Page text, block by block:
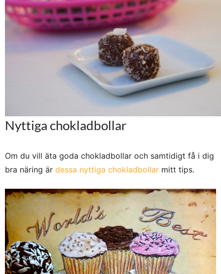
Nyttiga chokladbollar
Om du vill äta goda chokladbollar och samtidigt få i dig
bra näring är dessa nyttiga chokladbollar mitt tips.